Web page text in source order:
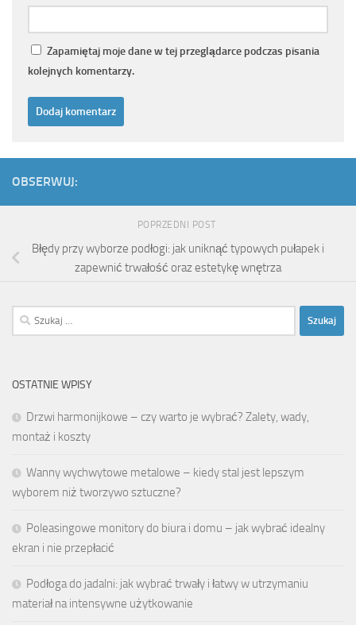
Zapamiętaj moje dane w tej przeglądarce podczas pisania
kolejnych komentarzy.
OBSERWUJ:
POPRZEDNI POST
Błędy przy wyborze podłogi: jak uniknąć typowych pułapek i
zapewnić trwałość oraz estetykę wnętrza
Szukaj:
OSTATNIE WPISY
Drzwi harmonijkowe – czy warto je wybrać? Zalety, wady,
montaż i koszty
Wanny wychwytowe metalowe – kiedy stal jest lepszym
wyborem niż tworzywo sztuczne?
Poleasingowe monitory do biura i domu – jak wybrać idealny
ekran i nie przepłacić
Podłoga do jadalni: jak wybrać trwały i łatwy w utrzymaniu
materiał na intensywne użytkowanie